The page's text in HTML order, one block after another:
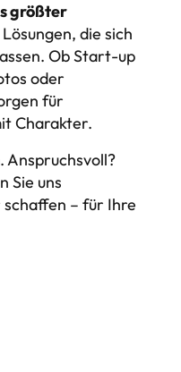
größter
die sich
Ob Start-up
oder
für
Charakter.
Anspruchsvoll?
Sie uns
– für Ihre